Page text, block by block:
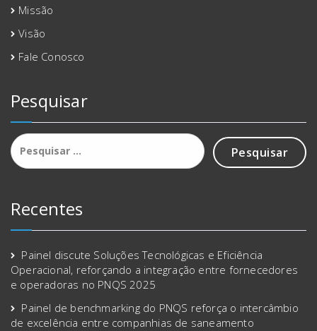
Missão
Visão
Fale Conosco
Pesquisar
Pesquisar
por:
Recentes
Painel discute Soluções Tecnológicas e Eficiência
Operacional, reforçando a integração entre fornecedores
e operadoras no PNQS 2025
Painel de benchmarking do PNQS reforça o intercâmbio
de excelência entre companhias de saneamento